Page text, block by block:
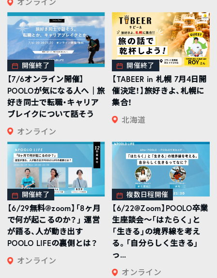
開催終了
【7/6オンライン開催】
POOLOが気になる人へ｜旅
好き同士で転職・キャリア
ブレイクについて話そう
オンライン
開催終了
【TABEER in 札幌 7月4日開
催決定！】旅好きよ、札幌に
集合！
北海道
開催終了
【6/29無料@zoom】「8ヶ月
で何が起こるのか？」 運営
が語る、人が動き出す
POOLO LIFEの裏側とは？
オンライン
複数日程開催
【6/22@Zoom】POOLO卒業
生座談会〜「はたらく」と
「生きる」の境界線を考え
る。「自分らしく生きる」
っ...
オンライン